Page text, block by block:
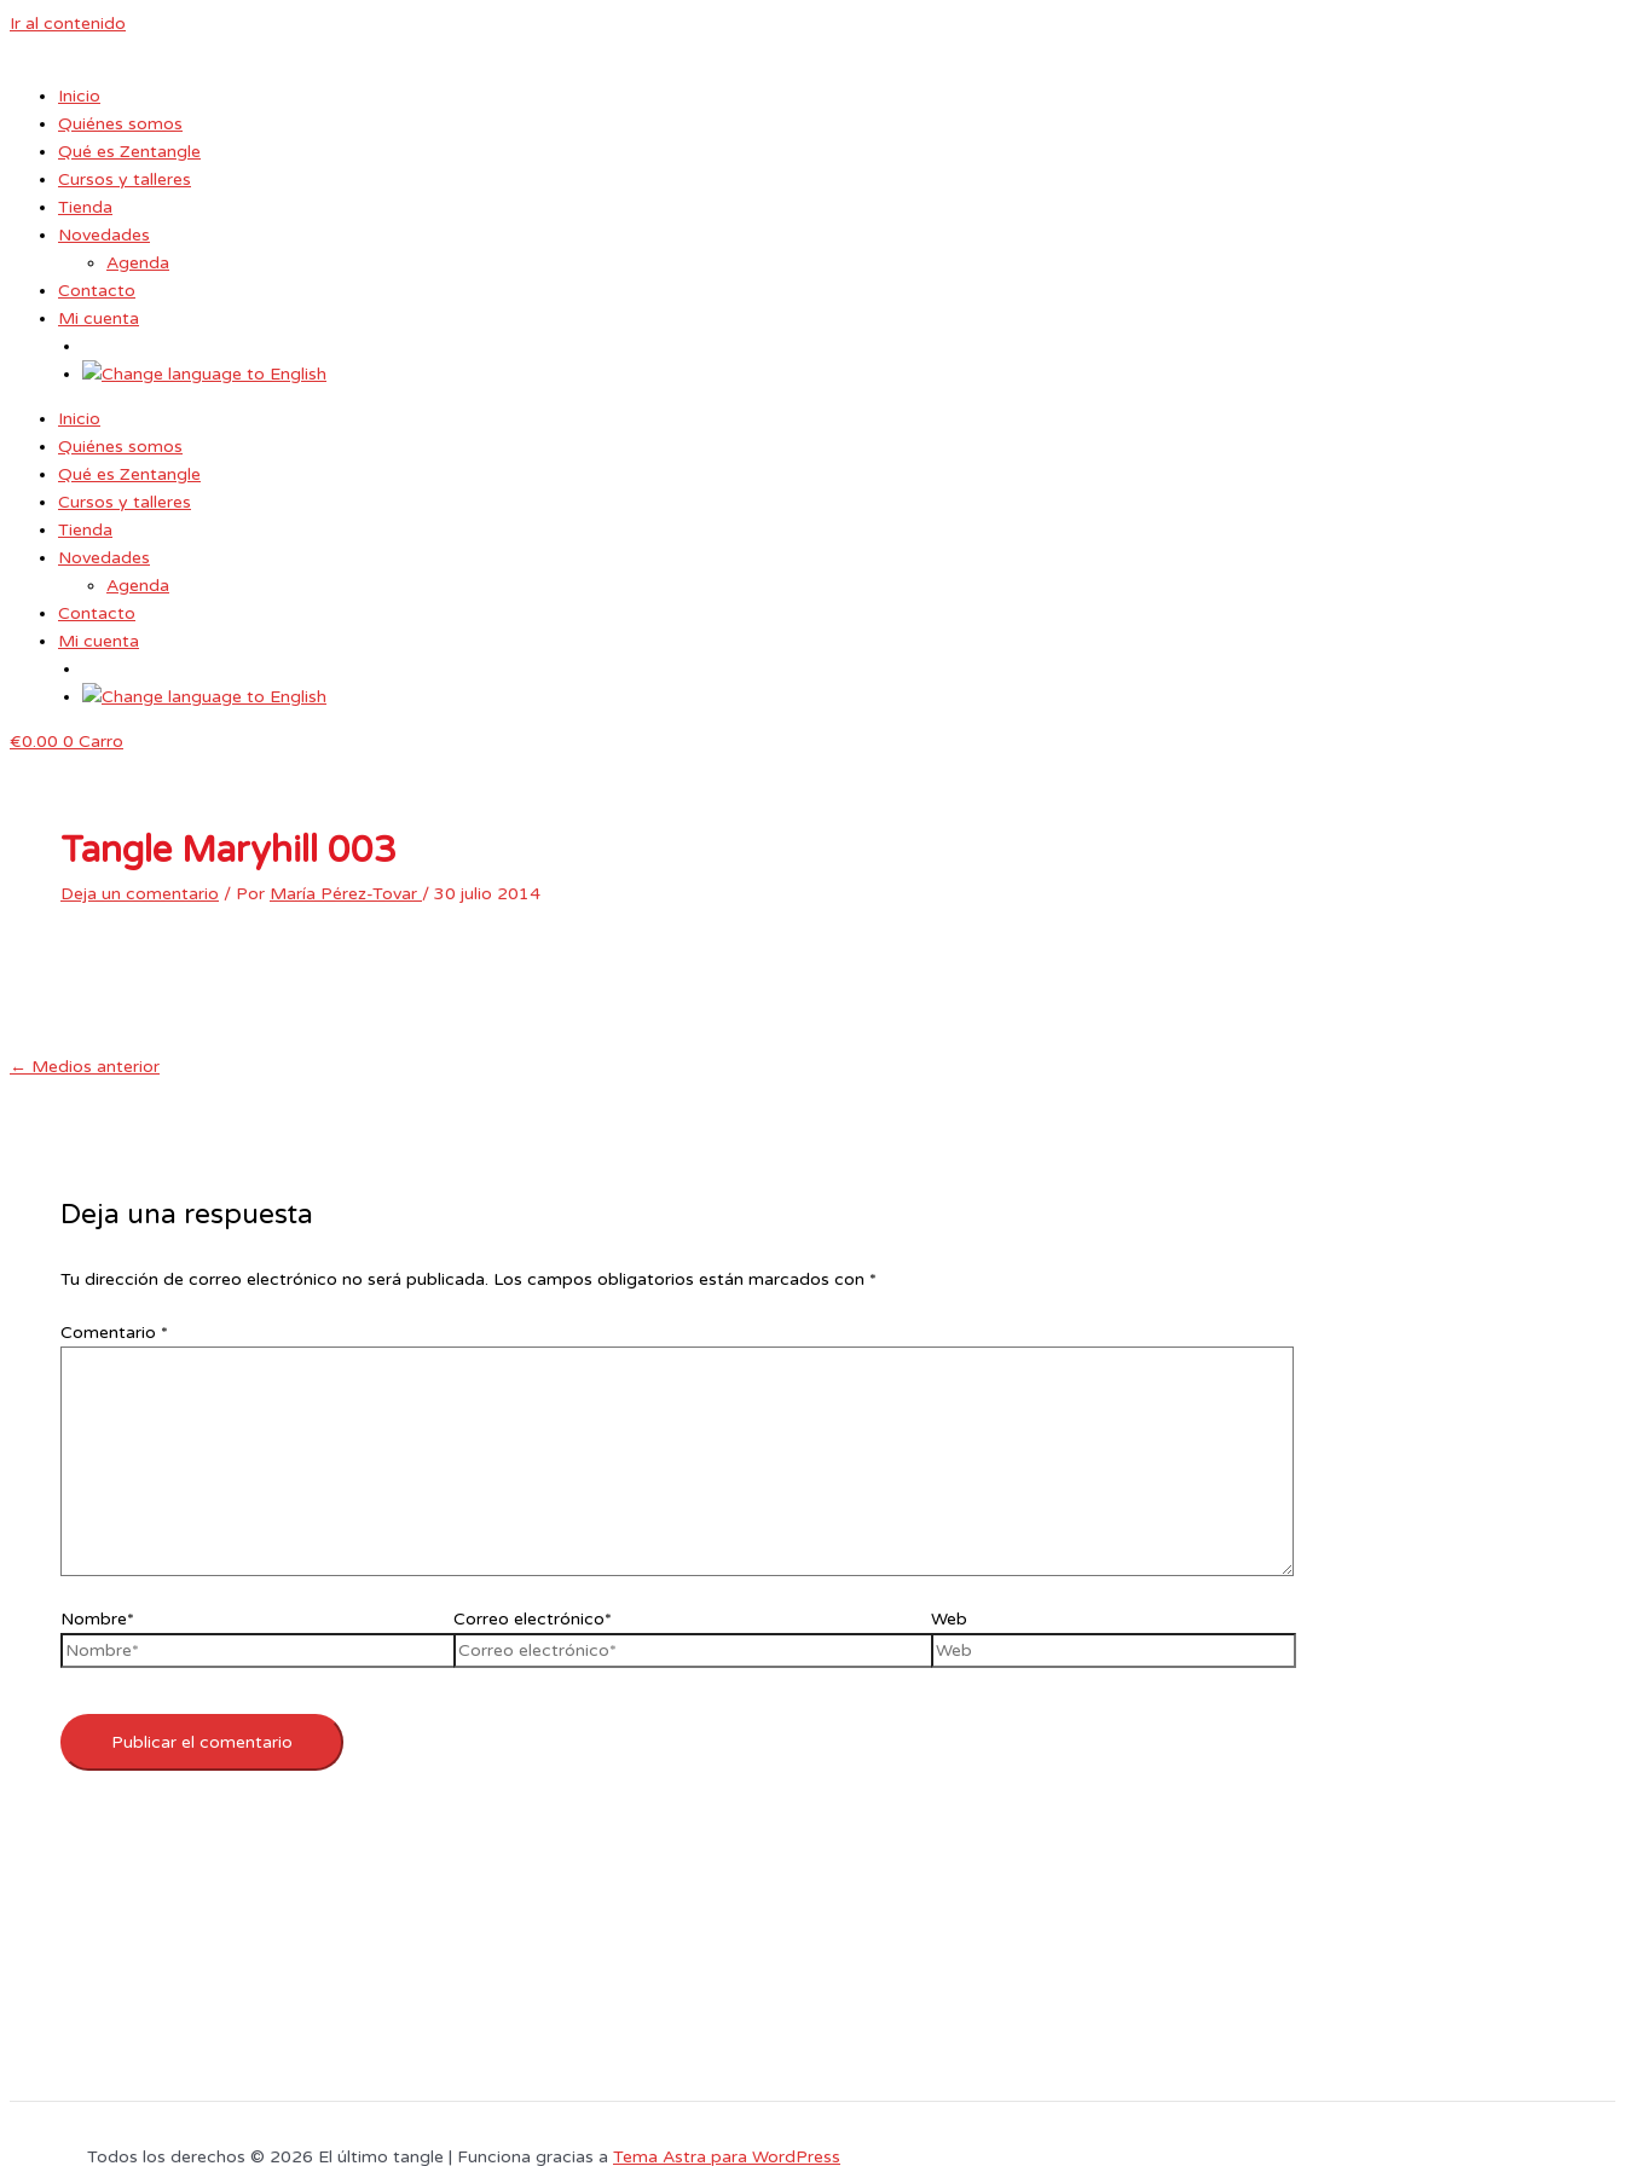
Ir al contenido
Inicio
Quiénes somos
Qué es Zentangle
Cursos y talleres
Tienda
Novedades
Agenda
Contacto
Mi cuenta
Inicio
Quiénes somos
Qué es Zentangle
Cursos y talleres
Tienda
Novedades
Agenda
Contacto
Mi cuenta
€0.00 0 Carro
Tangle Maryhill 003
Deja un comentario / Por María Pérez-Tovar / 30 julio 2014
← Medios anterior
Deja una respuesta
Tu dirección de correo electrónico no será publicada. Los campos obligatorios están marcados con *
Comentario *
Nombre* Correo electrónico* Web
Todos los derechos © 2026 El último tangle | Funciona gracias a Tema Astra para WordPress